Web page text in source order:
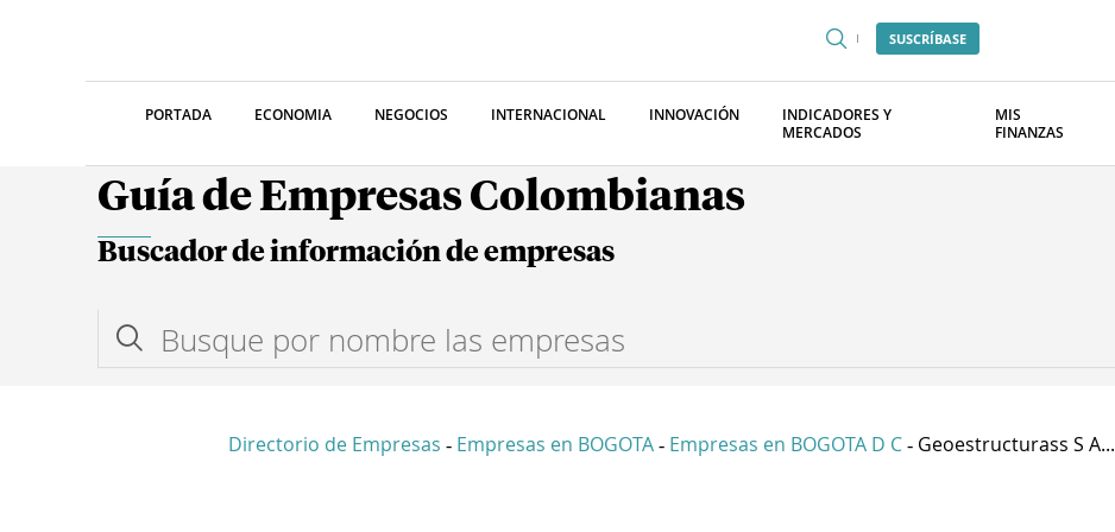
SUSCRÍBASE
PORTADA ECONOMIA NEGOCIOS INTERNACIONAL INNOVACIÓN
INDICADORES Y
MERCADOS
MIS
FINANZAS
Guía de Empresas Colombianas
Buscador de información de empresas
Directorio de Empresas - Empresas en BOGOTA - Empresas en BOGOTA D C - Geoestructurass S A...